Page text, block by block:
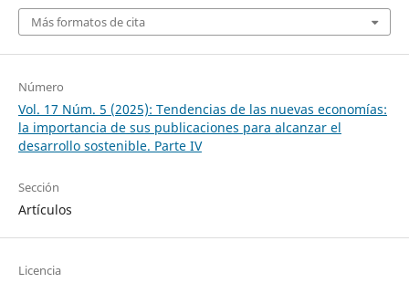
Más formatos de cita
Número
Vol. 17 Núm. 5 (2025): Tendencias de las nuevas economías:
la importancia de sus publicaciones para alcanzar el
desarrollo sostenible. Parte IV
Sección
Artículos
Licencia